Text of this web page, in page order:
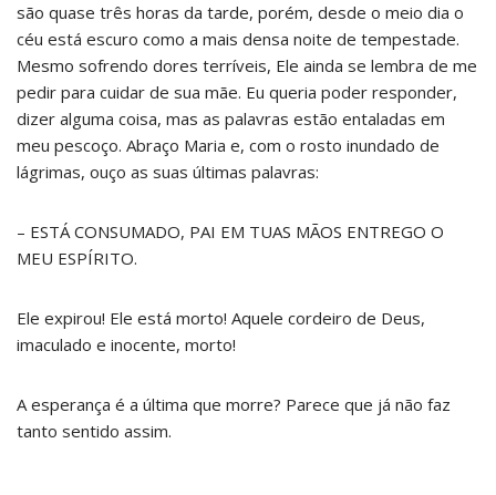
são quase três horas da tarde, porém, desde o meio dia o
céu está escuro como a mais densa noite de tempestade.
Mesmo sofrendo dores terríveis, Ele ainda se lembra de me
pedir para cuidar de sua mãe. Eu queria poder responder,
dizer alguma coisa, mas as palavras estão entaladas em
meu pescoço. Abraço Maria e, com o rosto inundado de
lágrimas, ouço as suas últimas palavras:
– ESTÁ CONSUMADO, PAI EM TUAS MÃOS ENTREGO O
MEU ESPÍRITO.
Ele expirou! Ele está morto! Aquele cordeiro de Deus,
imaculado e inocente, morto!
A esperança é a última que morre? Parece que já não faz
tanto sentido assim.